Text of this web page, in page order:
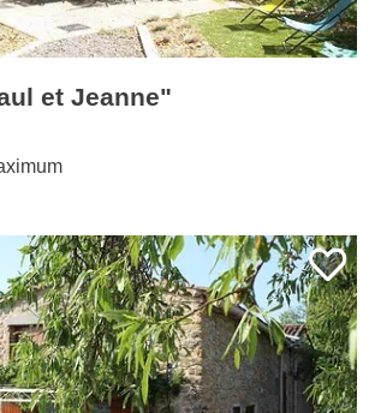
et Jeanne"